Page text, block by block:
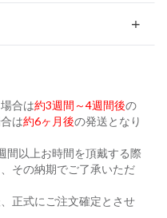
合は約3週間～4週間後の
は約6ヶ月後の発送となり
間以上お時間を頂戴する際
その納期でご了承いただ
正式にご注文確定とさせ